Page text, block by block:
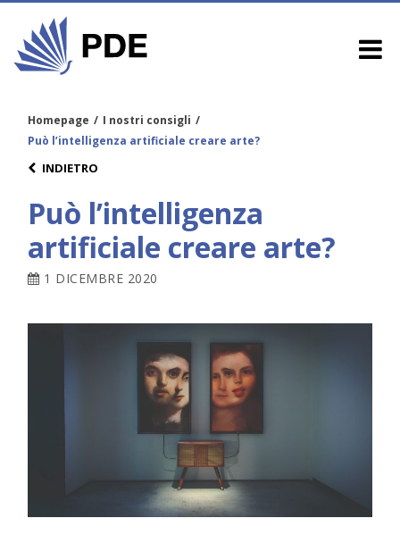
Homepage / I nostri consigli /
Può l’intelligenza artificiale creare arte?
INDIETRO
Può l’intelligenza
artificiale creare arte?
1 DICEMBRE 2020